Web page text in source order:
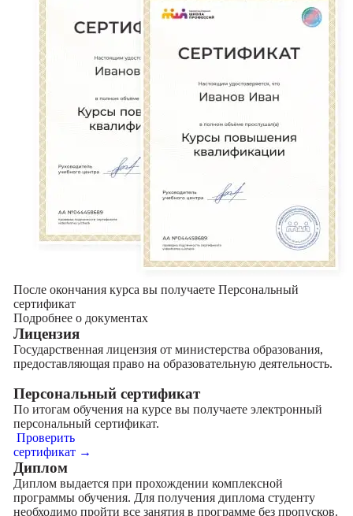
После окончания курса вы получаете Персональный
сертификат
Подробнее о документах
Лицензия
Государственная лицензия от министерства образования,
предоставляющая право на образовательную деятельность.
Персональный сертификат
По итогам обучения на курсе вы получаете электронный
персональный сертификат.
Проверить
сертификат →
Диплом
Диплом выдается при прохождении комплексной
программы обучения. Для получения диплома студенту
необходимо пройти все занятия в программе без пропусков.